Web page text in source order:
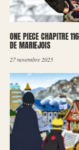
ONE PIECE CHAPITRE
DE MARIEJOIS
27 novembre 2025